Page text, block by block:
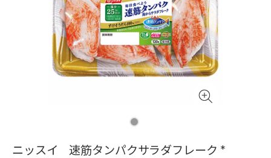
ニッスイ 速筋タンパクサラダフレーク *